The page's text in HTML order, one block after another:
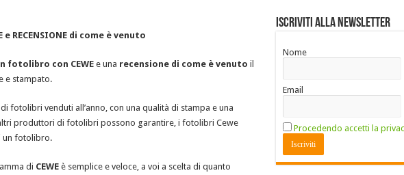
e RECENSIONE di come è venuto
fotolibro con CEWEe una recensione di come è venuto il
e stampato.
di fotolibri venduti all’anno, con una qualità di stampa e una
produttori di fotolibri possono garantire, i fotolibri Cewe
un fotolibro.
di CEWEè semplice e veloce, a voi a scelta di quanto
Iscriviti alla Newsletter
Nome
Email
Procedendo accetti la